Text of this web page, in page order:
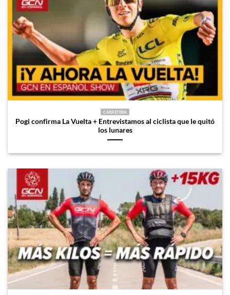
CARRETERA
Pogi confirma La Vuelta + Entrevistamos al ciclista que le quitó
los lunares